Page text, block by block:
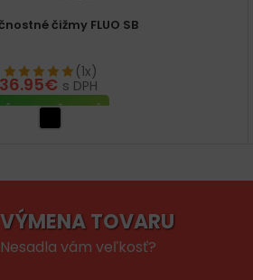
čižmy FLUO SB
(1x)
36.95€ s DPH
MOŽNOSTÍ
VÝMENA TOVARU
Nesadla vám veľkosť?